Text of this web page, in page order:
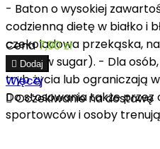
- Baton o wysokiej
codzienną dietę w białko i
czekoladowa przekąska,
linię (low sugar). - Dla
tryb życia lub ograniczają
Do stosowania także
sportowców i osoby
Cena7,90 zł
 Dodaj
Więcej
Oczekiwanie na dostawę